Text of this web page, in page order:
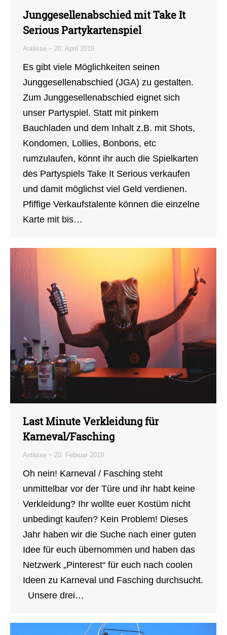
Junggesellenabschied mit Take It
Serious Partykartenspiel
Anlässe 20. April 2019
Es gibt viele Möglichkeiten seinen
Junggesellenabschied (JGA) zu gestalten.
Zum Junggesellenabschied eignet sich
unser Partyspiel. Statt mit pinkem
Bauchladen und dem Inhalt z.B. mit Shots,
Kondomen, Lollies, Bonbons, etc
rumzulaufen, könnt ihr auch die Spielkarten
des Partyspiels Take It Serious verkaufen
und damit möglichst viel Geld verdienen.
Pfiffige Verkaufstalente können die einzelne
Karte mit bis…
Last Minute Verkleidung für
Karneval/Fasching
Anlässe 20. Februar 2019
Oh nein! Karneval / Fasching steht
unmittelbar vor der Türe und ihr habt keine
Verkleidung? Ihr wollte euer Kostüm nicht
unbedingt kaufen? Kein Problem! Dieses
Jahr haben wir die Suche nach einer guten
Idee für euch übernommen und haben das
Netzwerk „Pinterest“ für euch nach coolen
Ideen zu Karneval und Fasching durchsucht.
Unsere drei…